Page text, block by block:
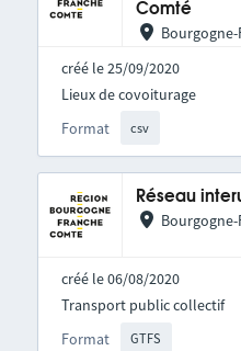
Comté
créé le 25/09/2020
Format csv
Lieux de covoiturage
Réseau
créé le 06/08/2020
Format GTFS
Transport public collectif